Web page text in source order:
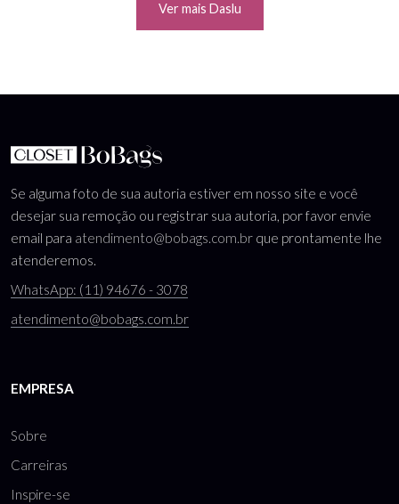
Ver mais Daslu
Se alguma foto de sua autoria estiver em nosso site e você
desejar sua remoção ou registrar sua autoria, por favor envie
email para atendimento@bobags.com.br que prontamente lhe
atenderemos.
WhatsApp: (11) 94676 - 3078
atendimento@bobags.com.br
EMPRESA
Sobre
Carreiras
Inspire-se